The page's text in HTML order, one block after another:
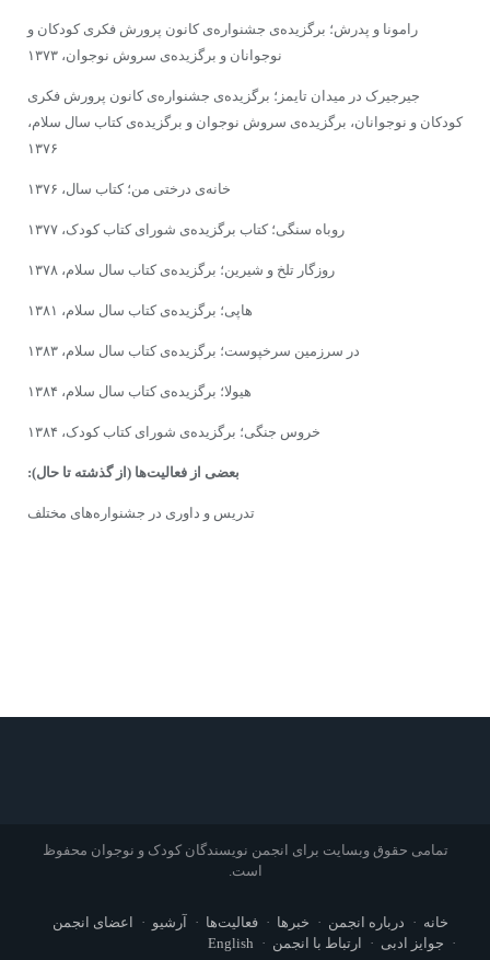
رامونا و پدرش؛ برگزیده‌ى جشنواره‌ى کانون پرورش فکرى کودکان و
نوجوانان و برگزیده‌ى سروش نوجوان، ۱۳۷۳
جیرجیرک در میدان تایمز؛ برگزیده‌ى جشنواره‌ى کانون پرورش فکرى
کودکان و نوجوانان، برگزیده‌ی سروش نوجوان و برگزیده‌ی کتاب سال سلام،
۱۳۷۶
خانه‌ى درختى من؛ کتاب سال، ۱۳۷۶
روباه سنگى؛ کتاب برگزیده‌ى شوراى کتاب کودک، ۱۳۷۷
روزگار تلخ و شیرین؛ برگزیده‌ى کتاب سال سلام، ۱۳۷۸
هاپی؛ برگزیده‌ى‌‌ کتاب سال سلام، ۱۳۸۱
در سرزمین سرخپوست؛ برگزیده‌ى کتاب سال سلام، ۱۳۸۳
هیولا؛ برگزیده‌ى کتاب سال سلام، ۱۳۸۴
خروس جنگى؛ برگزیده‌ى شوراى کتاب کودک، ۱۳۸۴
بعضى از فعالیت‌ها (از گذشته تا حال):
تدریس و داورى در جشنواره‌هاى مختلف
تمامی حقوق وبسایت برای انجمن نویسندگان کودک و نوجوان محفوظ
است.
خانه درباره انجمن خبرها فعالیت‌ها آرشیو
اعضای انجمن
جوایز ادبی
ارتباط با انجمن English